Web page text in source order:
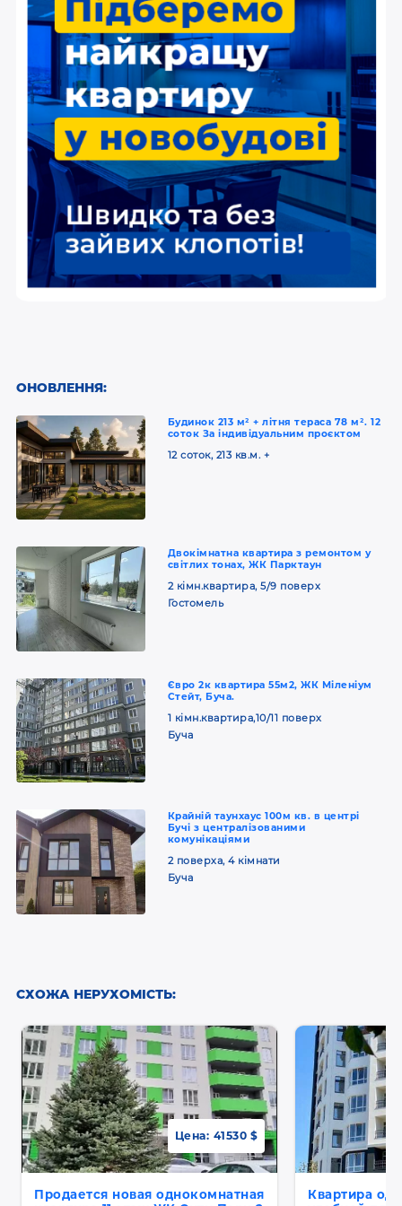
ОНОВЛЕННЯ:
Будинок 213 м² + літня тераса 78 м². 12
соток За індивідуальним проєктом
12 соток, 213 кв.м. +
Двокімнатна квартира з ремонтом у
світлих тонах, ЖК Парктаун
2 кімн.квартира, 5/9 поверх
Гостомель
Євро 2к квартира 55м2, ЖК Міленіум
Стейт, Буча.
1 кімн.квартира,10/11 поверх
Буча
Крайній таунхаус 100м кв. в центрі
Бучі з централізованими
комунікаціями
2 поверха, 4 кімнати
Буча
СХОЖА НЕРУХОМІСТЬ:
Цена: 41530 $
Продается новая однокомнатная
Квартира